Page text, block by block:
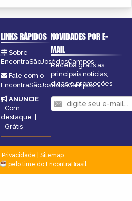
LINKS RÁPIDOS
Sobre
EncontraSãoJosédosCampos
Fale com o
EncontraSãoJosédosCampos
ANUNCIE:
Com
destaque |
Grátis
NOVIDADES POR E-
MAIL
Receba grátis as
principais notícias,
dicas e promoções
Privacidade
Sitemap
pelo time do EncontraBrasil